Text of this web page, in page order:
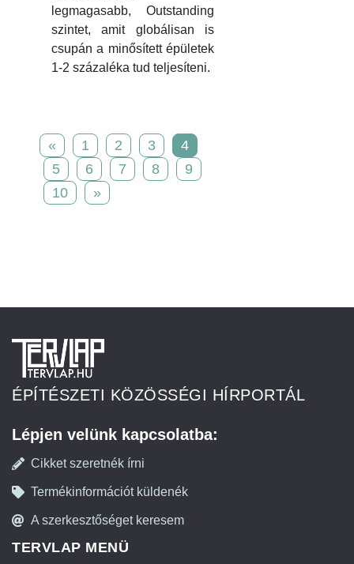
legmagasabb, Outstanding
szintet, amit globálisan is
csupán a minősített épületek
1-2 százaléka tud teljesíteni.
« 1 2 3
4
5
6 7 8
9
10
»
ÉPÍTÉSZETI KÖZÖSSÉGI HÍRPORTÁL
Lépjen velünk kapcsolatba:
Cikket szeretnék írni
Termékinformációt küldenék
A szerkesztőséget keresem
TERVLAP MENÜ